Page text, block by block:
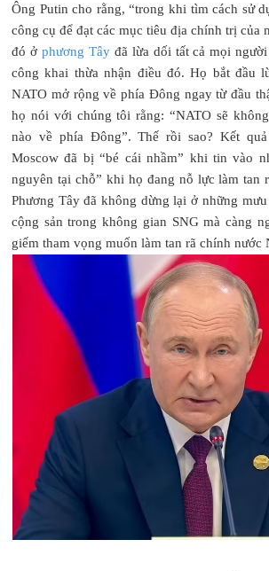
Ông Putin cho rằng, “trong khi tìm cách sử
công cụ để đạt các mục tiêu địa chính trị của
đó ở phương Tâyđã lừa dối tất cả mọi
công khai thừa nhận điều đó. Họ bắt đầu
NATO mở rộng về phía Đông ngay từ đầu
họ nói với chúng tôi rằng: “NATO sẽ
nào về phía Đông”. Thế rồi sao? Kết
Moscow đã bị “bé cái nhầm” khi tin vào
nguyên tại chỗ” khi họ đang nỗ lực làm tan
Phương Tây đã không dừng lại ở những
cộng sản trong không gian SNG mà càng
giếm tham vọng muốn làm tan rã chính nước